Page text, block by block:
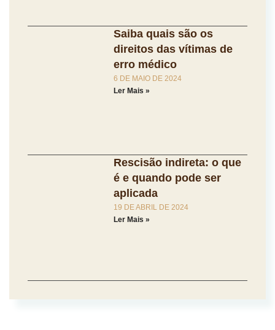
Saiba quais são os
direitos das vítimas de
erro médico
6 DE MAIO DE 2024
Ler Mais »
Rescisão indireta: o que
é e quando pode ser
aplicada
19 DE ABRIL DE 2024
Ler Mais »